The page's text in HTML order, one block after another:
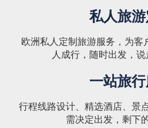
私人旅
欧洲私人定制旅游服务，为客
人成行，随时出发，说
一站旅
行程线路设计、精选酒店、景
需决定出发，剩下